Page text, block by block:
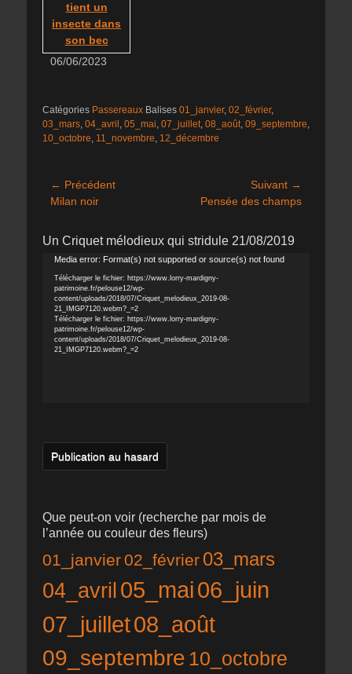
06/06/2023
Catégories Passereaux Balises 01_janvier, 02_février,
03_mars, 04_avril , 05_mai, 07_juillet, 08_août, 09_septembre,
10_octobre, 11_novembre, 12_décembre
Navigation
de
← Précédent
Article
Milan noir
Suivant →
ArticlePensée des champs
Un Criquet mélodieux qui stridule 21/08/2019
Lecteur
vidéo
Media error: Format(s) not supported or source(s) not found
Télécharger le fichier: https://www.lorry-mardigny-
patrimoine.fr/pelouse12/wp-
content/uploads/2018/07/Criquet_melodieux_2019-08-
21_IMGP7120.webm?_=2
Télécharger le fichier: https://www.lorry-mardigny-
patrimoine.fr/pelouse12/wp-
content/uploads/2018/07/Criquet_melodieux_2019-08-
21_IMGP7120.webm?_=2
Publication au hasard
Que peut-on voir (recherche par mois de
l’année ou couleur des fleurs)
01_janvier02_février 03_mars
04_avril 05_mai06_juin
07_juillet08_août
09_septembre 10_octobre